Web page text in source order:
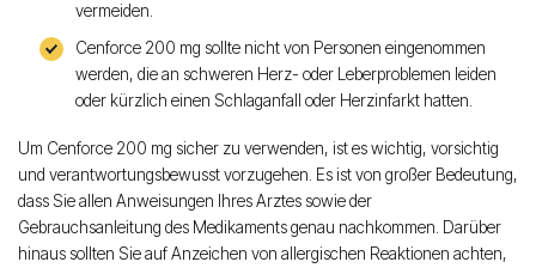
vermeiden.
Cenforce 200 mg sollte nicht von Personen eingenommen
werden, die an schweren Herz- oder Leberproblemen leiden
oder kürzlich einen Schlaganfall oder Herzinfarkt hatten.
Um Cenforce 200 mg sicher zu verwenden, ist es wichtig, vorsichtig
und verantwortungsbewusst vorzugehen. Es ist von großer Bedeutung,
dass Sie allen Anweisungen Ihres Arztes sowie der
Gebrauchsanleitung des Medikaments genau nachkommen. Darüber
hinaus sollten Sie auf Anzeichen von allergischen Reaktionen achten,